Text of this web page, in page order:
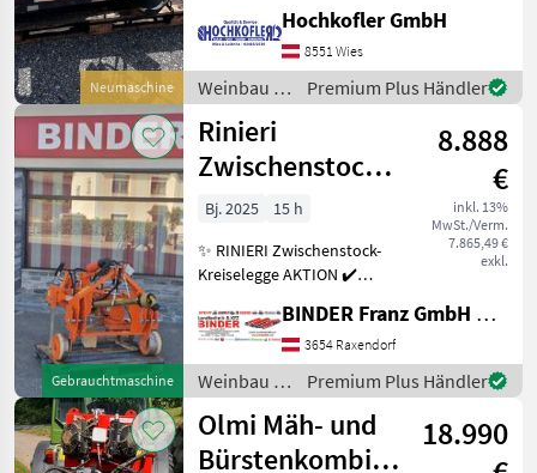
Neumaschine
Standort: 8551 Wies
Weinbau Stockräumer /
Stockputzer
Hochkofler GmbH
8551 Wies
Weinbau /
Fuhrmann
Premium Plus Händler
Gebrauchtmaschine
Rinieri
Zwischenstockkreiselegge
ELA 115
8.888
€
inkl. 13%
MwSt./Verm.
7.865,49 €
exkl.
Bj. 2025
15 h
✨ RINIERI Zwischenstock-
Kreiselegge AKTION ✔️
automat. Seitenverschub ✔️
in serienmäßiger
Ausführung ✔️ für
Schubbetrieb ✔️ lagerndes
Ausste
BINDER Franz GmbH & CoKG
3654 Raxendorf
Weinbau /
Rinieri
Premium Plus Händler
Olmi Mäh- und
Bürstenkombination
18.990